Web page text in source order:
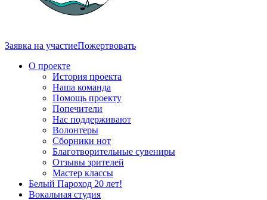
Заявка на участиеПожертвовать
О проекте
История проекта
Наша команда
Помощь проекту
Попечители
Нас поддерживают
Волонтеры
Сборники нот
Благотворительные сувениры
Отзывы зрителей
Мастер классы
Белый Пароход 20 лет!
Вокальная студия